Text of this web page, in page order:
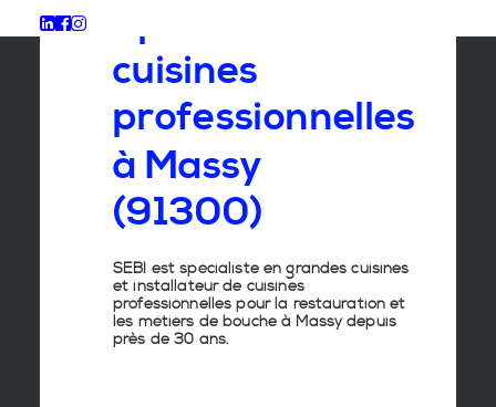
Spécialiste
cuisines
professionnelles
à Massy
(91300)
SEBI est spécialiste en grandes cuisines
et installateur de cuisines
professionnelles pour la restauration et
les métiers de bouche à Massy depuis
près de 30 ans.